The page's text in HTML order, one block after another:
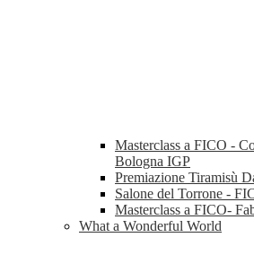
Masterclass a FICO -
Bologna IGP
Premiazione Tiramisù
Salone del Torrone -
Masterclass a FICO-
What a Wonderful World